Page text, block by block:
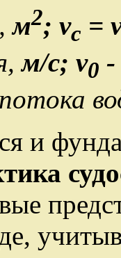
м2; vс =
м/c; v0
и